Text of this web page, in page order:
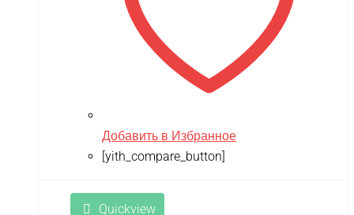
Добавить в Избранное
[yith_compare_button]
Quickview